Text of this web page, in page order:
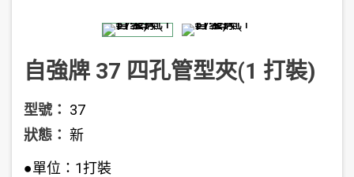
自強牌 37 四孔管型夾(1 打裝)
型號： 37
狀態： 新
●單位：1打裝